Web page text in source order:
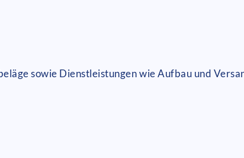
sowie Dienstleistungen wie Aufbau und